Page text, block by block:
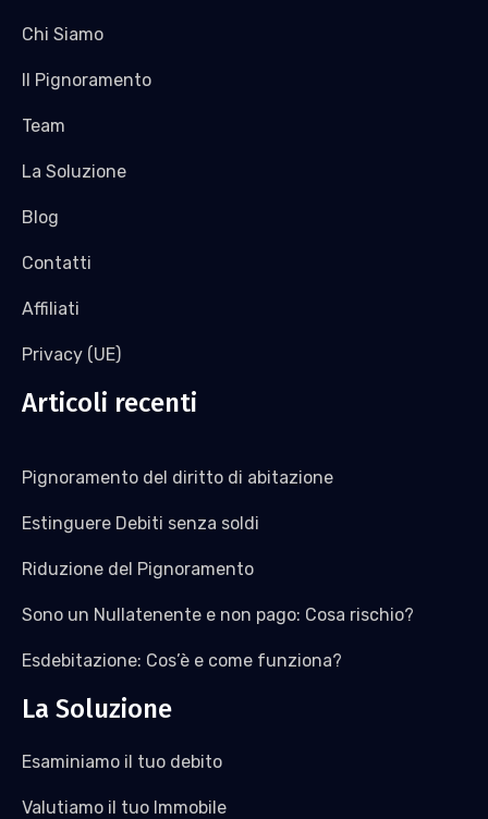
Chi Siamo
Il Pignoramento
Team
La Soluzione
Blog
Contatti
Affiliati
Privacy (UE)
Articoli recenti
Pignoramento del diritto di abitazione
Estinguere Debiti senza soldi
Riduzione del Pignoramento
Sono un Nullatenente e non pago: Cosa rischio?
Esdebitazione: Cos’è e come funziona?
La Soluzione
Esaminiamo il tuo debito
Valutiamo il tuo Immobile